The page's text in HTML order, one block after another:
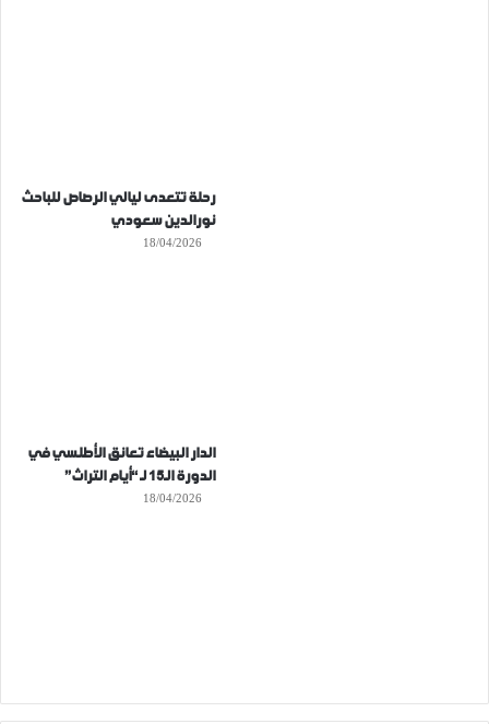
رحلة تتعدى ليالي الرصاص للباحث
نورالدين سعودي
18/04/2026
الدار البيضاء تعانق الأطلسي في
الدورة الـ15 لـ “أيام التراث”
18/04/2026